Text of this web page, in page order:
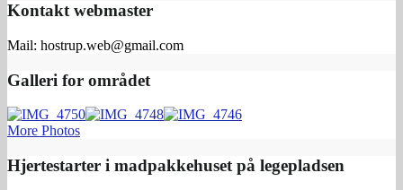
Kontakt webmaster
Mail: hostrup.web@gmail.com
Galleri for området
More Photos
Hjertestarter i madpakkehuset på legepladsen